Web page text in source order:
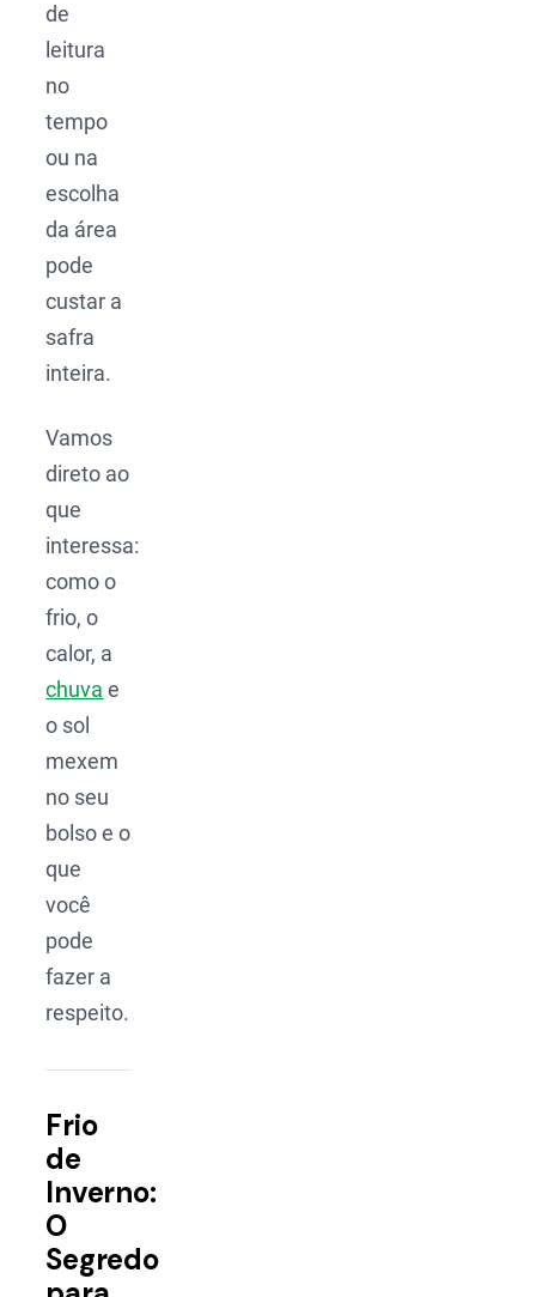
de
leitura
no
tempo
ou na
escolha
da área
pode
custar a
safra
inteira.
Vamos
direto ao
que
interessa:
como o
frio, o
calor, a
chuva e
o sol
mexem
no seu
bolso e o
que
você
pode
fazer a
respeito.
Frio
de
Inverno:
O
Segredo